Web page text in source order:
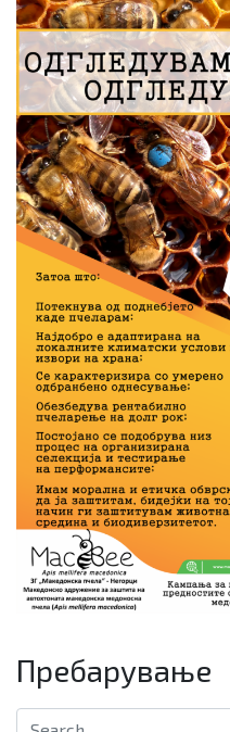
Пребарување
Search for: